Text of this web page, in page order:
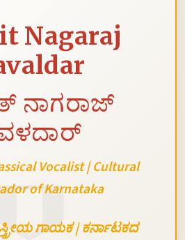
Nagaraj
ನಾಗರಾಜ್
Vocalist | Cultural
of Karnataka
ಗಾಯಕ | ಕರ್ನಾಟಕದ